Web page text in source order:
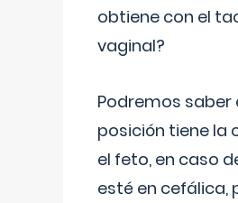
obtiene con el
vaginal?
Podremos saber
posición tiene la
el feto, en caso
esté en cefálica,